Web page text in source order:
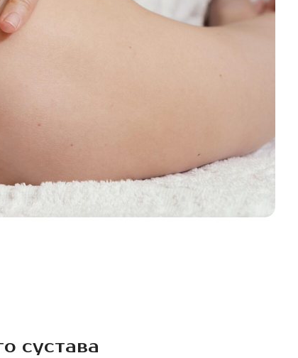
сустава